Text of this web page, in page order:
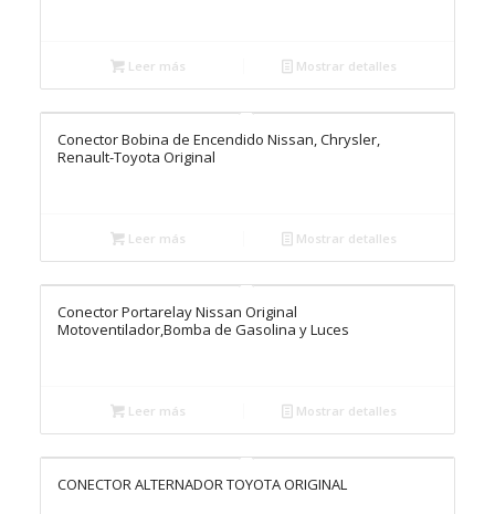
Leer más Mostrar detalles
Conector Bobina de Encendido Nissan, Chrysler,
Renault-Toyota Original
Leer más Mostrar detalles
Conector Portarelay Nissan Original
Motoventilador,Bomba de Gasolina y Luces
Leer más Mostrar detalles
CONECTOR ALTERNADOR TOYOTA ORIGINAL